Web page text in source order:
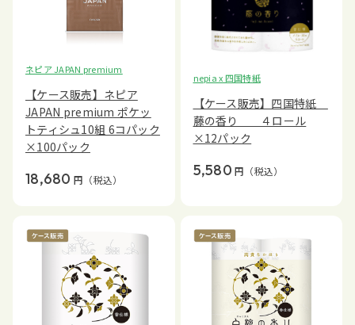
ネピア JAPAN premium
【ケース販売】ネピア
JAPAN premium ポケッ
トティシュ10組 6コパック
×100パック
18,680 円 （税込）
nepia x 四国特紙
【ケース販売】四国特紙
藤の香り ４ロール
×12パック
5,580 円 （税込）